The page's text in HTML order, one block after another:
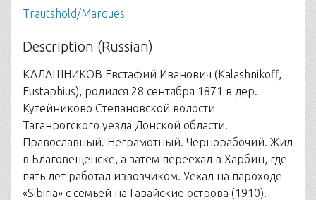
Trautshold/Marques
Description (Russian)
КАЛАШНИКОВ Евстафий Иванович (Kalashnikoff,
Eustaphius), родился 28 сентября 1871 в дер.
Кутейниково Степановской волости
Таганрогского уезда Донской области.
Православный. Неграмотный. Чернорабочий. Жил
в Благовещенске, а затем переехал в Харбин, где
пять лет работал извозчиком. Уехал на пароходе
«Sibiria» с семьей на Гавайские острова (1910).